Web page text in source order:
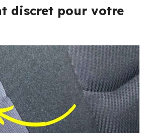
discret pour votre